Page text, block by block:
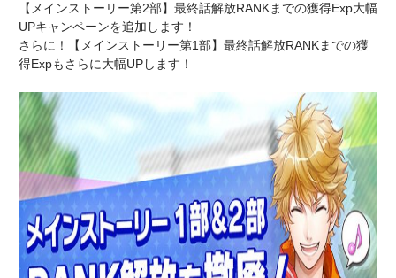
【メインストーリー第2部】最終話解放RANKまでの獲得Exp大幅
UPキャンペーンを追加します！
さらに！【メインストーリー第1部】最終話解放RANKまでの獲
得Expもさらに大幅UPします！